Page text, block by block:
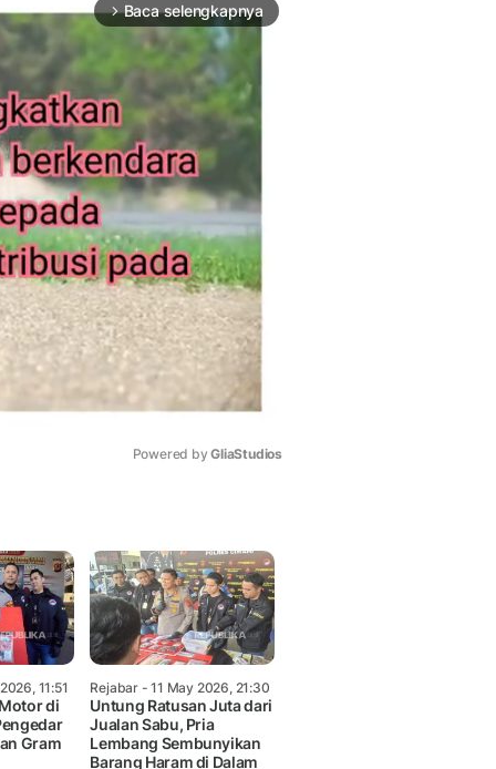
arrow_forward_ios Baca selengkapnya
Powered by GliaStudios
11:51
di
Gram
Rejabar- 11 May 2026, 21:30
Untung Ratusan Juta dari
Jualan Sabu, Pria
Lembang Sembunyikan
Barang Haram di Dalam